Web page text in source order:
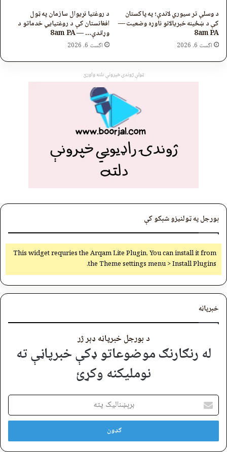
د وسلې تر سیوري لاندې؛ په پاکستان
کې د ښځینه خبریالانو ناوړه وضعیت —
8am PA
اگست 6, 2026
د روغتیا نړیوال سازمان په ټول
افغانستان کې د روغتیايي خدماتو د
وړاندې… — 8am PA
اگست 6, 2026
ټولې ژوندۍ خپرونې دلته واورئ
بورجل په ټولنیزو شبکو کې
This widget requries the Arqam Lite Plugin, You can install it from
the Theme settings menu > Install Plugins.
خبرپاڼه
د بورجل خبرپاڼه ډېر ژر
له رنګارنګ موضوعاتو ډکې خبرپاڼې ته
نوملیکنه وکړئ
برېښنالیک
پته